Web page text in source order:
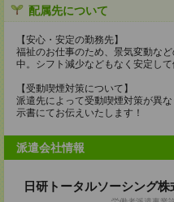
配属先について
【安心・安定の勤務先】
福祉のお仕事のため、景気変動な
中。シフト減少などもなく安定して
【受動喫煙対策について】
派遣先によって受動喫煙対策が異
示書にてお伝えいたします！
派遣会社情報
日研トータルソーシング